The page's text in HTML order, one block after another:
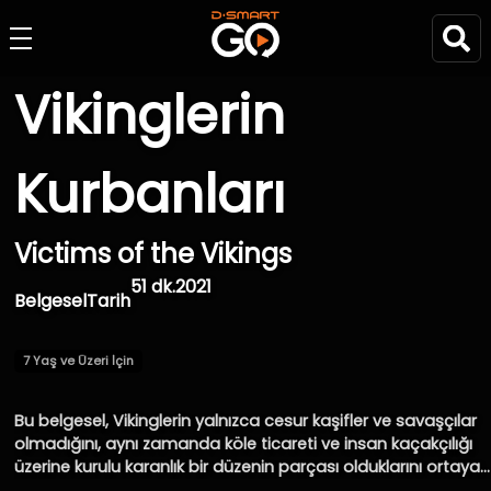
Vikinglerin
Kurbanları
Victims of the Vikings
BelgeselTarih
51 dk.2021
7 Yaş ve Üzeri İçin
Bu belgesel, Vikinglerin yalnızca cesur kaşifler ve savaşçılar
olmadığını, aynı zamanda köle ticareti ve insan kaçakçılığı
üzerine kurulu karanlık bir düzenin parçası olduklarını ortaya